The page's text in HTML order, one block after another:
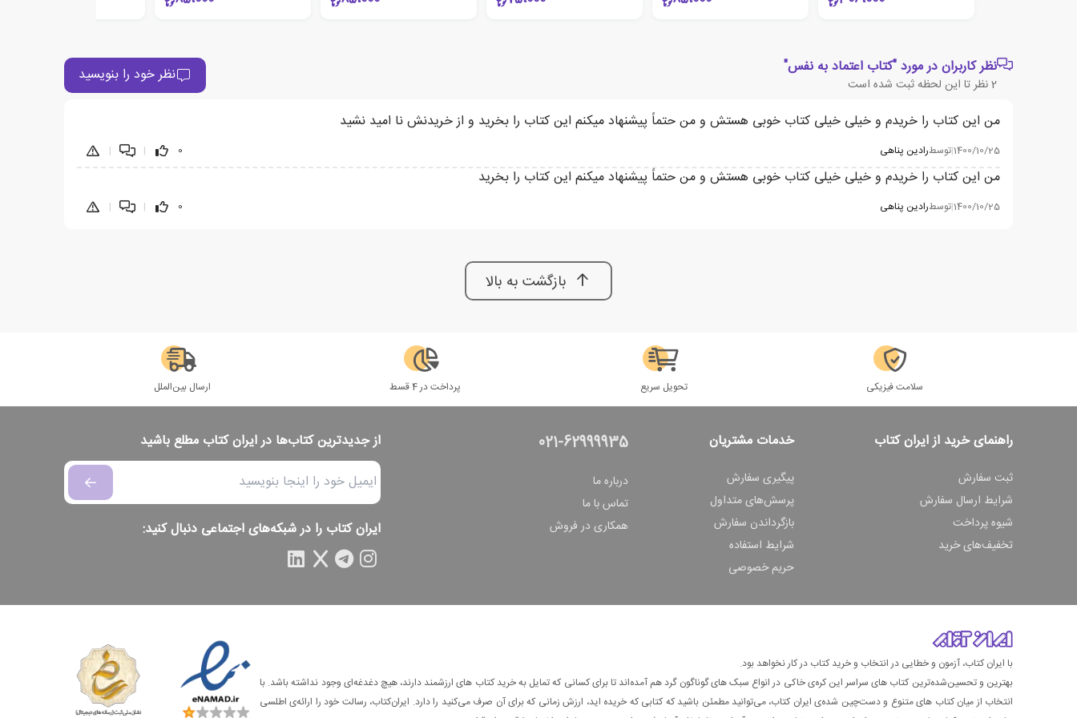
نظر کاربران در مورد "کتاب اعتماد به نفس"
2نظر تا این لحظه ثبت شده است نظر خود را بنویسید
من این کتاب را خریدم و خیلی خیلی کتاب خوبی هستش و من حتماً پیشنهاد میکنم این کتاب را بخرید و از خریدنش نا امید نشید
1400/10/25
|توسطرادین پناهی 0
|
|
من این کتاب را خریدم و خیلی خیلی کتاب خوبی هستش و من حتماً پیشنهاد میکنم این کتاب را بخرید
1400/10/25
|توسطرادین پناهی 0
|
|
بازگشت به بالا
سلامت فیزیکی تحویل سریع پرداخت در 4 قسط ارسال بین‌الملل
راهنمای خرید از ایران کتاب
ثبت سفارش
شرایط ارسال سفارش
شیوه پرداخت
تخفیف‌های خرید
خدمات مشتریان
پیگیری سفارش
پرسش‌های متداول
بازگرداندن سفارش
شرایط استفاده
حریم خصوصی
021-62999935
درباره ما
تماس با ما
همکاری در فروش
از جدیدترین کتاب‌ها در ایران کتاب مطلع باشید
ایران کتاب را در شبکه‌های اجتماعی دنبال کنید:
با ایران کتاب، آزمون و خطایی در انتخاب و خرید کتاب در کار نخواهد بود.
بهترین و تحسین‌شده‌ترین کتاب‌ های سراسر این کره‌ی خاکی در انواع سبک های گوناگون گرد هم آمده‌اند تا برای کسانی که تمایل به خرید کتاب های ارزشمند دارند، هیچ دغدغه‌ای وجود نداشته باشد. با
انتخاب از میان کتاب های متنوع و دست‌چین شده‌ی ایران کتاب، می‌توانید مطمئن باشید که کتابی که خریده اید، ارزش زمانی که برای آن صرف می‌کنید را دارد. ایران‌کتاب، رسالت خود را ارائه‌ی اطلسی